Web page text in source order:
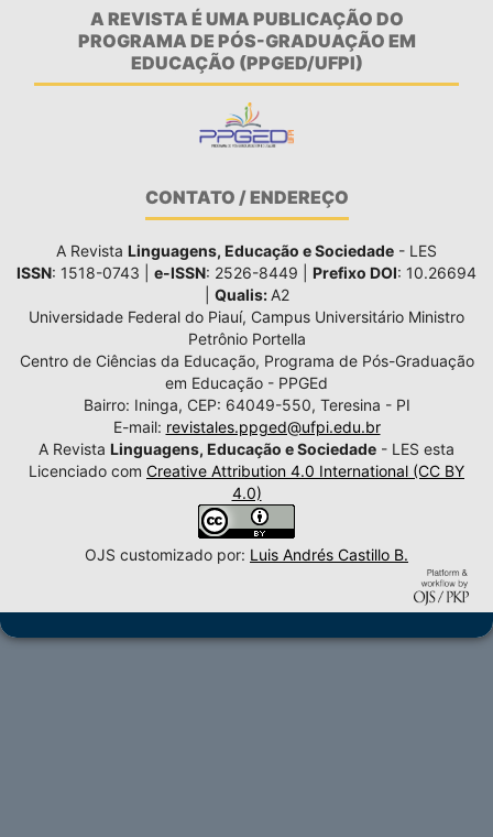
A REVISTA É UMA PUBLICAÇÃO DO
PROGRAMA DE PÓS-GRADUAÇÃO EM
EDUCAÇÃO (PPGED/UFPI)
CONTATO / ENDEREÇO
A Revista Linguagens, Educação e Sociedade - LES
ISSN: 1518-0743 | e-ISSN: 2526-8449 | Prefixo DOI: 10.26694
Qualis: A2
Universidade Federal do Piauí, Campus Universitário Ministro
Petrônio Portella
Centro de Ciências da Educação, Programa de Pós-Graduação
em Educação - PPGEd
Bairro: Ininga, CEP: 64049-550, Teresina - PI
E-mail: revistales.ppged@ufpi.edu.br
A Revista Linguagens, Educação e Sociedade - LES esta
Licenciado com Creative Attribution 4.0 International (CC BY
4.0)
OJS customizado por: Luis Andrés Castillo B.